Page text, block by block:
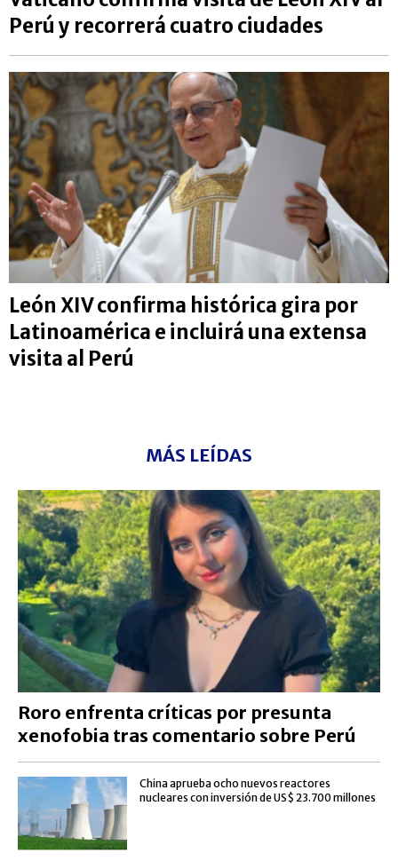
Perú y recorrerá cuatro ciudades
León XIV confirma histórica gira por
Latinoamérica e incluirá una extensa
visita al Perú
MÁS LEÍDAS
Roro enfrenta críticas por presunta
xenofobia tras comentario sobre Perú
China aprueba ocho nuevos reactores
nucleares con inversión de US$ 23.700 millones